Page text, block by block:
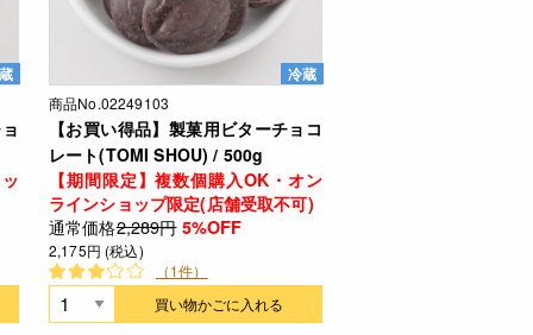
冷蔵
商品No.02249103
【お買い得品】製菓用ビターチョコ
レート(TOMI SHOU) / 500g
【期間限定】複数個購入OK・オン
ラインショップ限定(店舗受取不可)
通常価格2,289円 5%OFF
2,175円 (税込)
（1件）
買い物かごに入れる